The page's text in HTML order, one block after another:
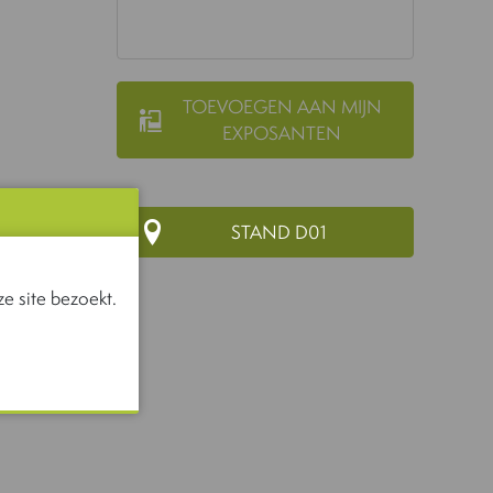
TOEVOEGEN AAN MIJN
EXPOSANTEN
STAND D01
site bezoekt.